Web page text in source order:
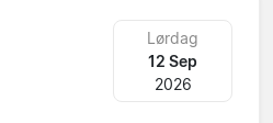
Lørdag
12 Sep
2026